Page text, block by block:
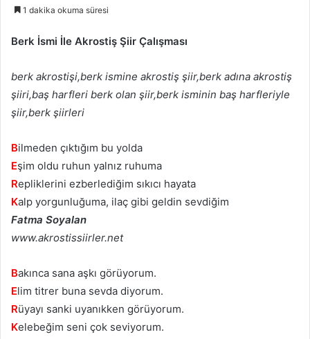
1 dakika okuma süresi
Berk İsmi İle Akrostiş Şiir Çalışması
berk akrostişi,berk ismine akrostiş şiir,berk adına akrostiş
şiiri,baş harfleri berk olan şiir,berk isminin baş harfleriyle
şiir,berk şiirleri
Bilmeden çıktığım bu yolda
Eşim oldu ruhun yalnız ruhuma
Repliklerini ezberlediğim sıkıcı hayata
Kalp yorgunluğuma, ilaç gibi geldin sevdiğim
Fatma Soyalan
www.akrostissiirler.net
Bakınca sana aşkı görüyorum.
Elim titrer buna sevda diyorum.
Rüyayı sanki uyanıkken görüyorum.
Kelebeğim seni çok seviyorum.